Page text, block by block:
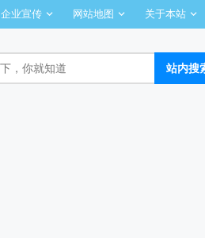
企业宣传 网站地图 关于本站